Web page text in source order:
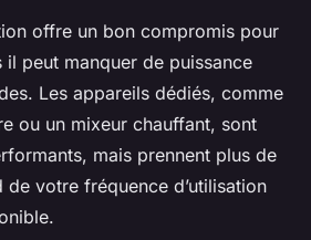
offre un bon compromis pour
il peut manquer de puissance
Les appareils dédiés, comme
ou un mixeur chauffant, sont
mais prennent plus de
de votre fréquence d’utilisation